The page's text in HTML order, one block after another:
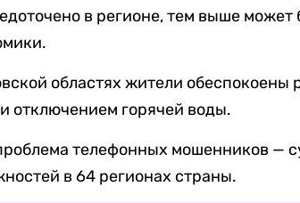
в регионе, тем выше может
областях жители обеспокоены
отключением горячей воды.
телефонных мошенников —
в 64 регионах страны.